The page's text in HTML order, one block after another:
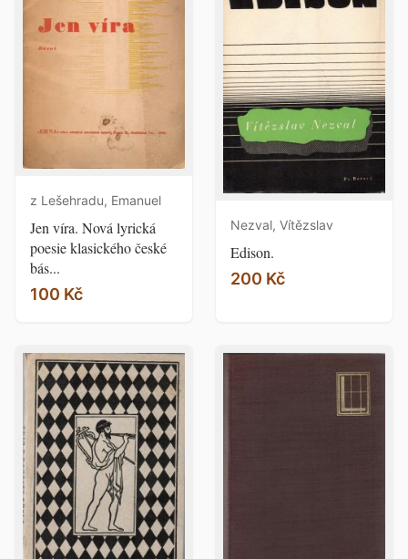
z Lešehradu, Emanuel
Jen víra. Nová lyrická
poesie klasického české
bás...
100 Kč
Nezval, Vítězslav
Edison.
200 Kč